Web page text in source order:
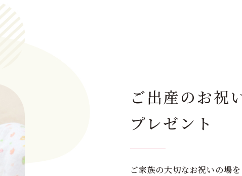
ご出産のお祝
プレゼント
ご家族の大切なお祝いの場